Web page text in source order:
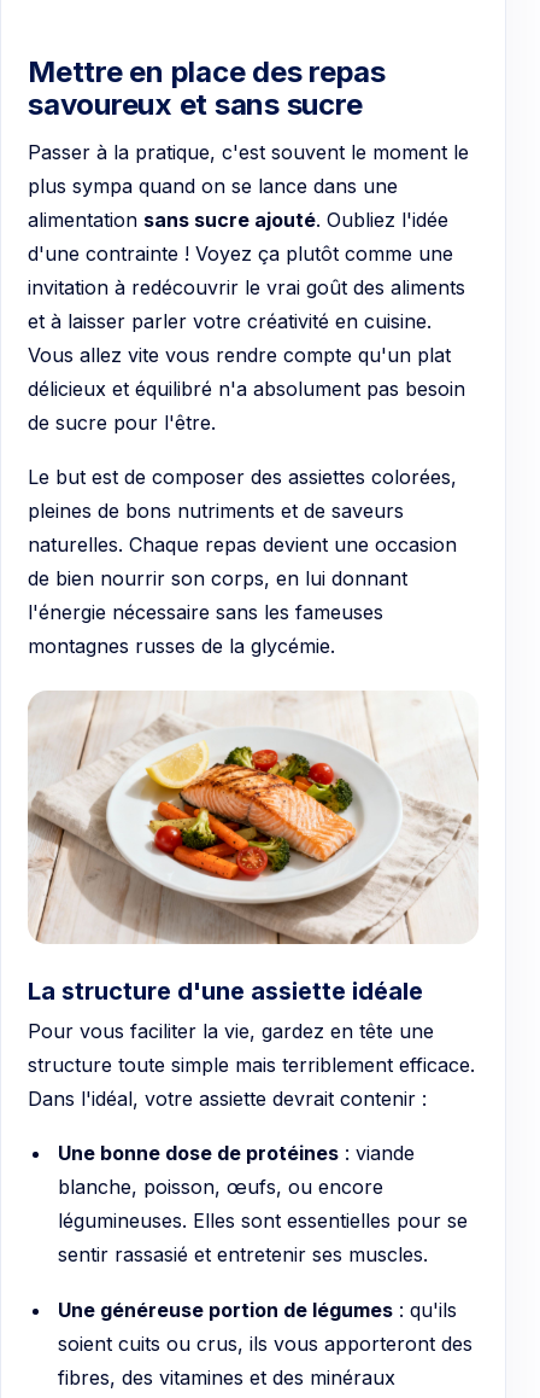
Mettre en place des repas
savoureux et sans sucre
Passer à la pratique, c'est souvent le moment le
plus sympa quand on se lance dans une
alimentation sans sucre ajouté. Oubliez l'idée
d'une contrainte ! Voyez ça plutôt comme une
invitation à redécouvrir le vrai goût des aliments
et à laisser parler votre créativité en cuisine.
Vous allez vite vous rendre compte qu'un plat
délicieux et équilibré n'a absolument pas besoin
de sucre pour l'être.
Le but est de composer des assiettes colorées,
pleines de bons nutriments et de saveurs
naturelles. Chaque repas devient une occasion
de bien nourrir son corps, en lui donnant
l'énergie nécessaire sans les fameuses
montagnes russes de la glycémie.
La structure d'une assiette idéale
Pour vous faciliter la vie, gardez en tête une
structure toute simple mais terriblement efficace.
Dans l'idéal, votre assiette devrait contenir :
Une bonne dose de protéines: viande
blanche, poisson, œufs, ou encore
légumineuses. Elles sont essentielles pour se
sentir rassasié et entretenir ses muscles.
Une généreuse portion de légumes: qu'ils
soient cuits ou crus, ils vous apporteront des
fibres, des vitamines et des minéraux